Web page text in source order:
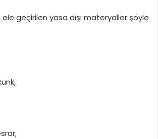
geçirilen yasa dışı materyaller şöyle